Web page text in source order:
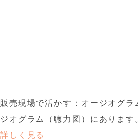
販売現場で活かす：オージオグ
ジオグラム（聴力図）にありま
詳しく見る